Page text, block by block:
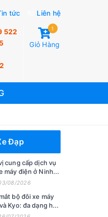
tức Liên hệ
522
1
Giỏ Hàng
Đạp
cung cấp dịch vụ
máy điện ở Ninh...
08/2026
bộ đôi xe máy
Kyo: đa dạng h...